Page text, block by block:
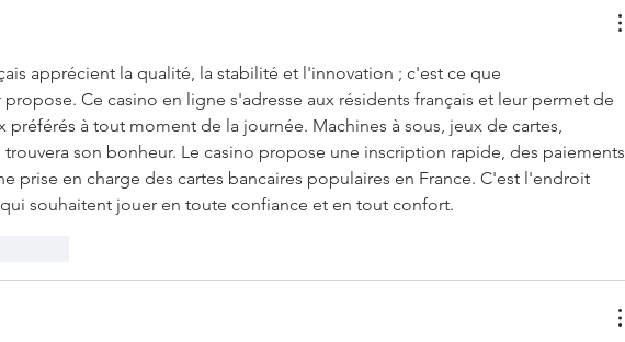
apprécient la qualité, la stabilité et l'innovation ; c'est ce que
propose. Ce casino en ligne s'adresse aux résidents français et leur permet de
préférés à tout moment de la journée. Machines à sous, jeux de cartes,
trouvera son bonheur. Le casino propose une inscription rapide, des paiements
prise en charge des cartes bancaires populaires en France. C'est l'endroit
souhaitent jouer en toute confiance et en tout confort.